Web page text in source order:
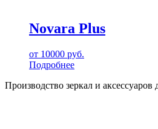
Novara Plus
от 10000 руб.
Подробнее
Производство зеркал и аксессуаров